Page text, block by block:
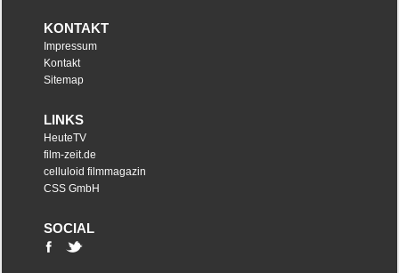
KONTAKT
Impressum
Kontakt
Sitemap
LINKS
HeuteTV
film-zeit.de
celluloid filmmagazin
CSS GmbH
SOCIAL